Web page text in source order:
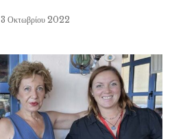
3 Οκτωβρίου 2022